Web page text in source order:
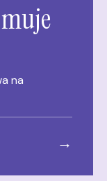
na
→